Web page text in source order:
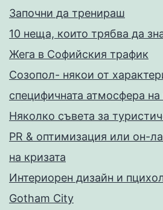
Запoчни да тренираш
10 неща, които трябва да
Жега в Софийския трафик
Созопол- някои от
специфичната атмосфера на
Няколко съвета за
PR & оптимизация или он-
на кризата
Интериорен дизайн и
Gotham City